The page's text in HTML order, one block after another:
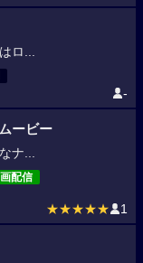
ロ...
-
ービー
ナ...
配信
★★★★★ 1